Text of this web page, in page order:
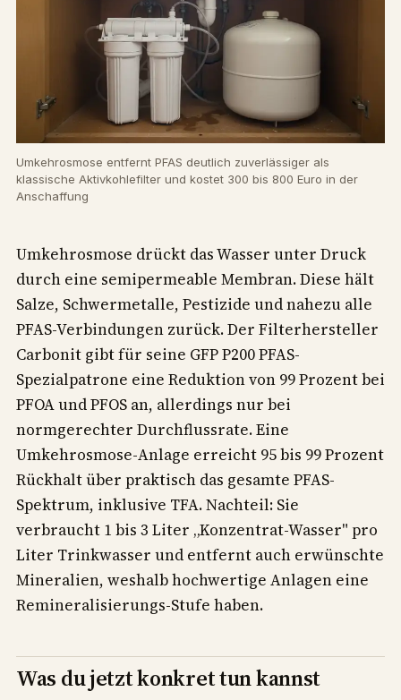
Umkehrosmose entfernt PFAS deutlich zuverlässiger als
klassische Aktivkohlefilter und kostet 300 bis 800 Euro in der
Anschaffung
Umkehrosmose drückt das Wasser unter Druck
durch eine semipermeable Membran. Diese hält
Salze, Schwermetalle, Pestizide und nahezu alle
PFAS-Verbindungen zurück. Der Filterhersteller
Carbonit gibt für seine GFP P200 PFAS-
Spezialpatrone eine Reduktion von 99 Prozent bei
PFOA und PFOS an, allerdings nur bei
normgerechter Durchflussrate. Eine
Umkehrosmose-Anlage erreicht 95 bis 99 Prozent
Rückhalt über praktisch das gesamte PFAS-
Spektrum, inklusive TFA. Nachteil: Sie
verbraucht 1 bis 3 Liter „Konzentrat-Wasser" pro
Liter Trinkwasser und entfernt auch erwünschte
Mineralien, weshalb hochwertige Anlagen eine
Remineralisierungs-Stufe haben.
Was du jetzt konkret tun kannst